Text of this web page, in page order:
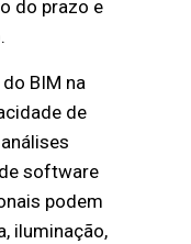
do prazo e
BIM na
de
software
podem
iluminação,